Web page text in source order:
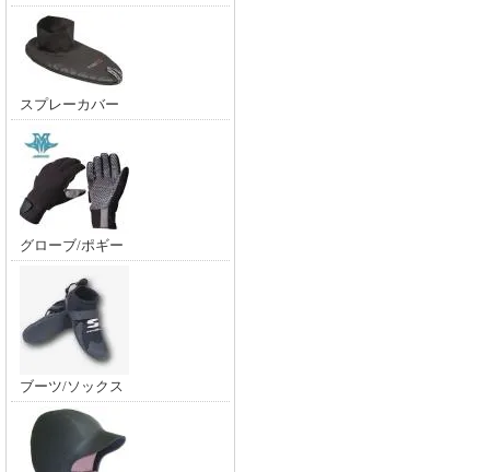
スプレーカバー
グローブ/ポギー
ブーツ/ソックス